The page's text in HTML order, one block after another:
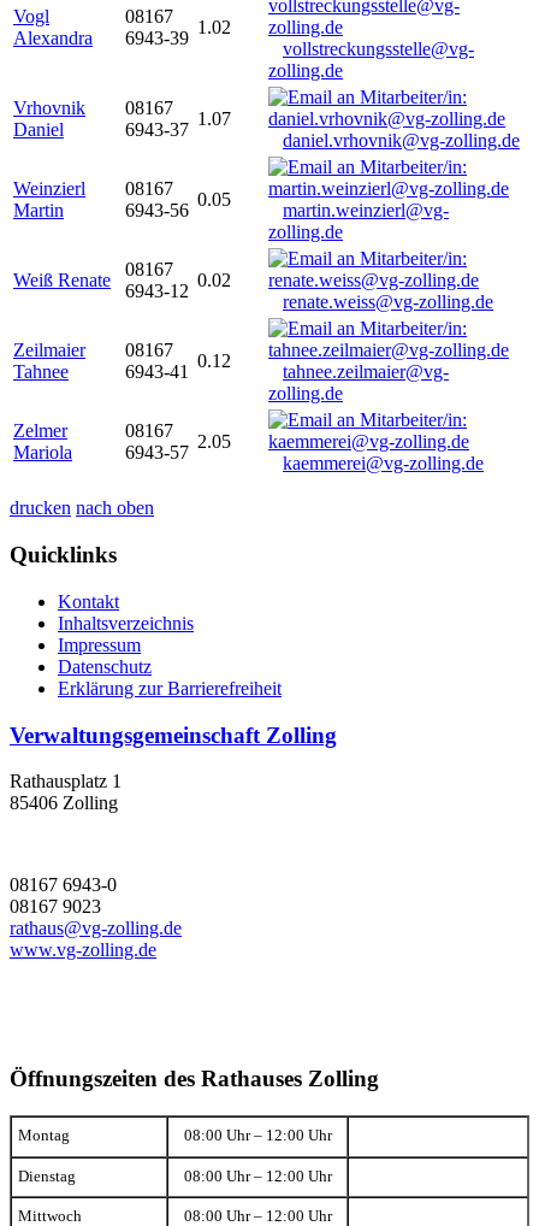
Vogl
Alexandra
08167
6943-39
1.02
vollstreckungsstelle@vg-
zolling.de
Vrhovnik
Daniel
08167
6943-37
1.07
daniel.vrhovnik@vg-zolling.de
Weinzierl
Martin
08167
6943-56
0.05
martin.weinzierl@vg-
zolling.de
Weiß Renate
08167
6943-12
0.02
renate.weiss@vg-zolling.de
Zeilmaier
Tahnee
08167
6943-41
0.12
tahnee.zeilmaier@vg-
zolling.de
Zelmer
Mariola
08167
6943-57
2.05
kaemmerei@vg-zolling.de
drucken nach oben
Quicklinks
Kontakt
Inhaltsverzeichnis
Impressum
Datenschutz
Erklärung zur Barrierefreiheit
Verwaltungsgemeinschaft Zolling
Rathausplatz 1
85406 Zolling
08167 6943-0
08167 9023
rathaus@vg-zolling.de
www.vg-zolling.de
Öffnungszeiten des Rathauses Zolling
Montag 08:00 Uhr – 12:00 Uhr
Dienstag 08:00 Uhr – 12:00 Uhr
Mittwoch 08:00 Uhr – 12:00 Uhr